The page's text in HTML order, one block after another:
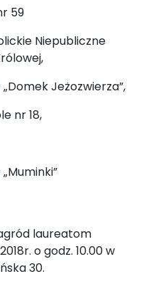
59
Niepubliczne
Jeżozwierza”,
nr 18,
laureatom
o godz. 10.00 w
30.